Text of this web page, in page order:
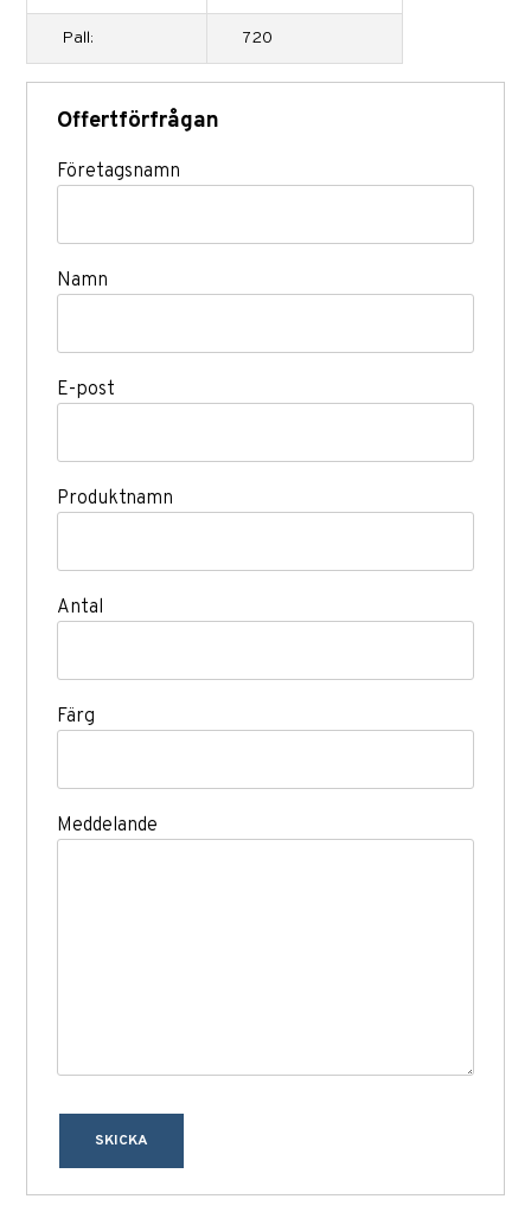
Pall: 720
Offertförfrågan
Företagsnamn
Namn
E-post
Produktnamn
Antal
Färg
Meddelande
SKICKA